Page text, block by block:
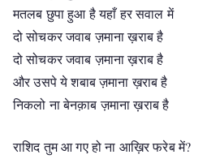
मतलब छुपा हुआ है यहाँ हर सवाल में
दो सोचकर जवाब ज़माना ख़राब है
दो सोचकर जवाब ज़माना ख़राब है
और उसपे ये शबाब ज़माना ख़राब है
निकलो ना बेनक़ाब ज़माना ख़राब है
राशिद तुम आ गए हो ना आख़िर फरेब में?